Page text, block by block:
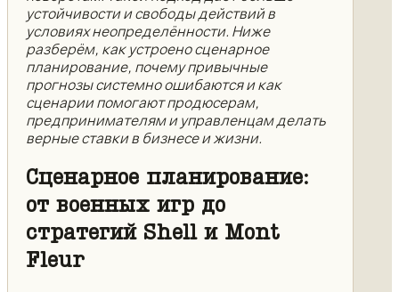
устойчивости и свободы действий в
условиях неопределённости. Ниже
разберём, как устроено сценарное
планирование, почему привычные
прогнозы системно ошибаются и как
сценарии помогают продюсерам,
предпринимателям и управленцам делать
верные ставки в бизнесе и жизни.
Сценарное планирование:
от военных игр до
стратегий Shell и Mont
Fleur